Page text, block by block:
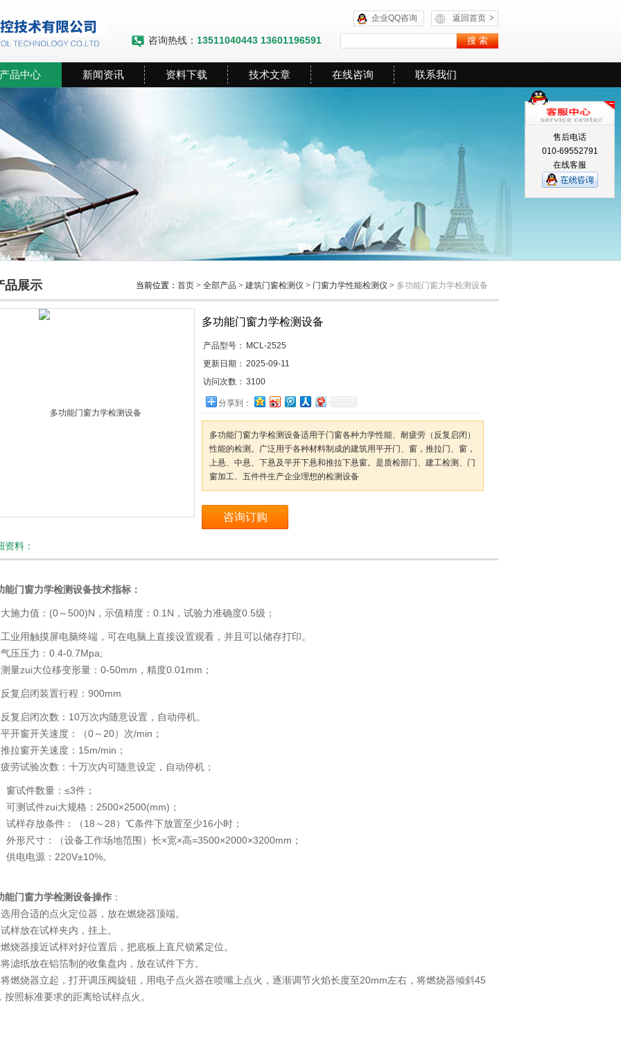
返回首页 >
企业QQ咨询
咨询热线： 13511040443 13601196591
产品中心 新闻资讯 资料下载 技术文章 在线咨询 联系我们
品展示 当前位置： 首页 > 全部产品 > 建筑门窗检测仪 > 门窗力学性能检测仪 > 多功能门窗力学检测设备
多功能门窗力学检测设备
产品型号：
MCL-2525
更新日期： 2025-09-11
访问次数： 3100
分享到：
多功能门窗力学检测设备适用于门窗各种力学性能、耐疲劳（反复启闭）
性能的检测。广泛用于各种材料制成的建筑用平开门、窗，推拉门、窗，
上悬、中悬、下悬及平开下悬和推拉下悬窗。是质检部门、建工检测、门
窗加工、五件件生产企业理想的检测设备
咨询订购
资料：
能门窗力学检测设备技术指标：
施力值：(0～500)N，示值精度：0.1N，试验力准确度0.5级；
业用触摸屏电脑终端，可在电脑上直接设置观看，并且可以储存打印。
压压力：0.4-0.7Mpa;
量zui大位移变形量：0-50mm，精度0.01mm；
复启闭装置行程：900mm
复启闭次数：10万次内随意设置，自动停机。
开窗开关速度：（0～20）次/min；
拉窗开关速度：15m/min；
劳试验次数：十万次内可随意设定，自动停机；
窗试件数量：≤3件；
可测试件zui大规格：2500×2500(mm)；
试样存放条件：（18～28）℃条件下放置至少16小时；
外形尺寸：（设备工作场地范围）长×宽×高=3500×2000×3200mm；
供电电源：220V±10%。
能门窗力学检测设备操作 ：
用合适的点火定位器，放在燃烧器顶端。
样放在试样夹内，挂上。
烧器接近试样对好位置后，把底板上直尺锁紧定位。
滤纸放在铝箔制的收集盘内，放在试件下方。
燃烧器立起，打开调压阀旋钮，用电子点火器在喷嘴上点火，逐渐调节火焰长度至20mm左右，将燃烧器倾斜45
按照标准要求的距离给试样点火。
售后电话
010-69552791
在线客服